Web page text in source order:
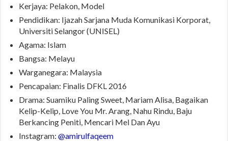
Kerjaya: Pelakon, Model
Pendidikan: Ijazah Sarjana Muda Komunikasi Korporat,
Universiti Selangor (UNISEL)
Agama: Islam
Bangsa: Melayu
Warganegara: Malaysia
Pencapaian: Finalis DFKL 2016
Drama: Suamiku Paling Sweet, Mariam Alisa, Bagaikan
Kelip-Kelip, Love You Mr. Arang, Nahu Rindu, Baju
Berkancing Peniti, Mencari Mel Dan Ayu
Instagram:@amirulfaqeem